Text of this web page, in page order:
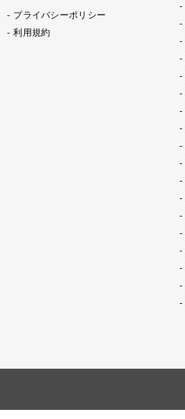
プライバシーポリシー
利用規約